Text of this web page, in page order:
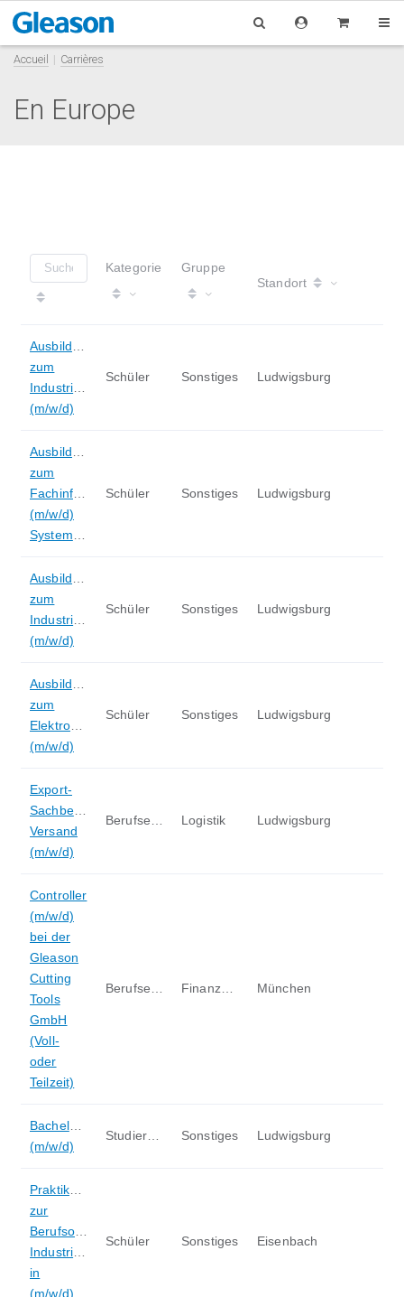
Accueil Carrières
En Europe